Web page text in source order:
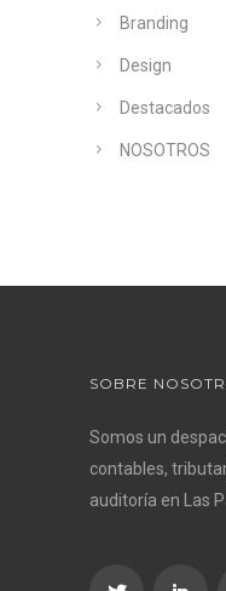
Branding
Design
Destacados
NOSOTROS
SOBRE
Somos un
contables,
auditoría en Las